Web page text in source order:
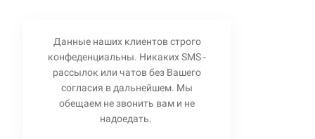
Данные наших клиентов строго
конфеденциальны. Никаких SMS -
рассылок или чатов без Вашего
согласия в дальнейшем. Мы
обещаем не звонить вам и не
надоедать.